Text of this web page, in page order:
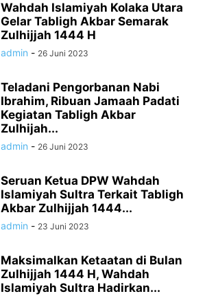
Wahdah Islamiyah Kolaka Utara
Gelar Tabligh Akbar Semarak
Zulhijjah 1444 H
admin - 26 Juni 2023
Teladani Pengorbanan Nabi
Ibrahim, Ribuan Jamaah Padati
Kegiatan Tabligh Akbar
Zulhijah...
admin - 26 Juni 2023
Seruan Ketua DPW Wahdah
Islamiyah Sultra Terkait Tabligh
Akbar Zulhijjah 1444...
admin - 23 Juni 2023
Maksimalkan Ketaatan di Bulan
Zulhijjah 1444 H, Wahdah
Islamiyah Sultra Hadirkan...